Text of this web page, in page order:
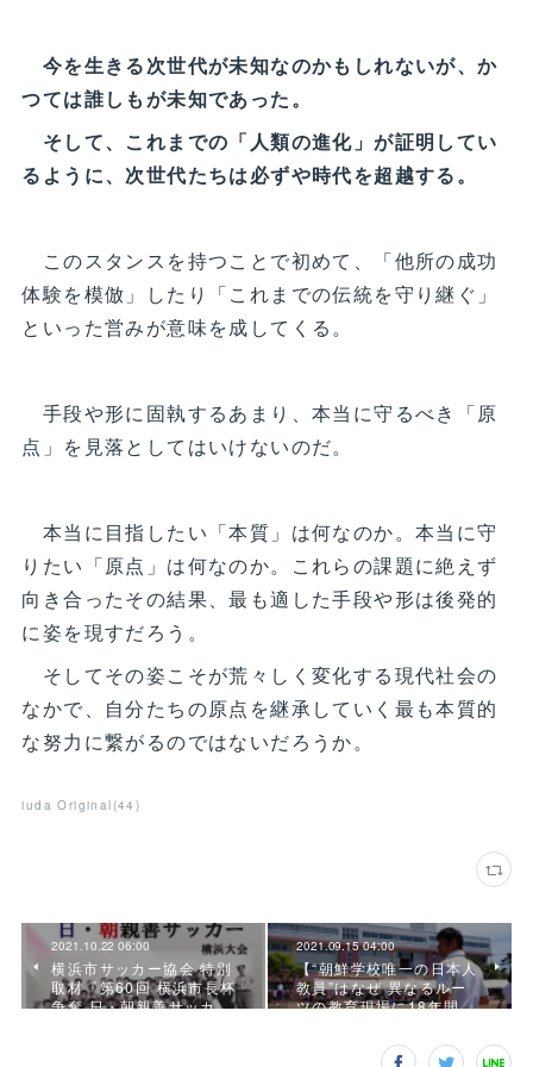
今を生きる次世代が未知なのかもしれないが、か
つては誰しもが未知であった。
そして、これまでの「人類の進化」が証明してい
るように、次世代たちは必ずや時代を超越する。
このスタンスを持つことで初めて、「他所の成功
体験を模倣」したり「これまでの伝統を守り継ぐ」
といった営みが意味を成してくる。
手段や形に固執するあまり、本当に守るべき「原
点」を見落としてはいけないのだ。
本当に目指したい「本質」は何なのか。本当に守
りたい「原点」は何なのか。これらの課題に絶えず
向き合ったその結果、最も適した手段や形は後発的
に姿を現すだろう。
そしてその姿こそが荒々しく変化する現代社会の
なかで、自分たちの原点を継承していく最も本質的
な努力に繋がるのではないだろうか。
iuda Original (44 )
2021.10.22 06:00
横浜市サッカー協会 特別
取材『第60回 横浜市長杯
争奪 日・朝親善サッカ…
2021.09.15 04:00
【“朝鮮学校唯一の日本人
教員”はなぜ 異なるルー
ツの教育現場に18年間…